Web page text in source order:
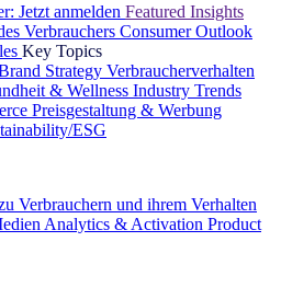
Jetzt anmelden Featured Insights
Verbrauchers Consumer Outlook
Key Topics
Strategy Verbraucherverhalten
& Wellness Industry Trends
Preisgestaltung & Werbung
ESG
Verbrauchern und ihrem Verhalten
Analytics & Activation Product